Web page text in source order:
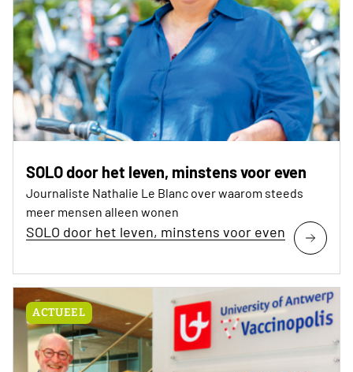
SOLO door het leven, minstens voor even
Journaliste Nathalie Le Blanc over waarom steeds
meer mensen alleen wonen
SOLO door het leven, minstens voor even
ACTUEEL